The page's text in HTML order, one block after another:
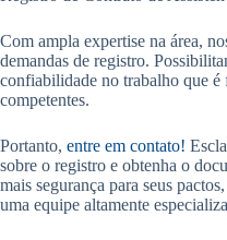
Com ampla expertise na área,
demandas de registro.
confiabilidade no trabalho que é
competentes.
Portanto, entre em contato!
sobre o registro e obtenha o
mais segurança para seus
uma equipe altamente